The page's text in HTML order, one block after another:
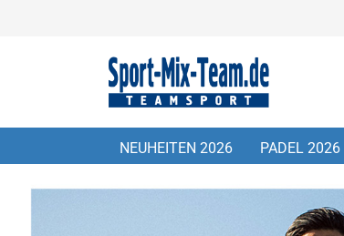
NEUHEITEN 2026 PADEL 2026